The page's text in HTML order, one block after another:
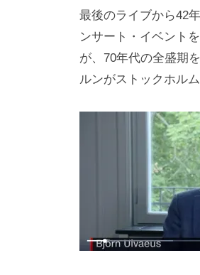
i
g
a
s
i
a
m
a
の
コ
メ
ン
最後のライブから42
ンサート・イベント
が、70年代の全盛期
ルンがストックホル